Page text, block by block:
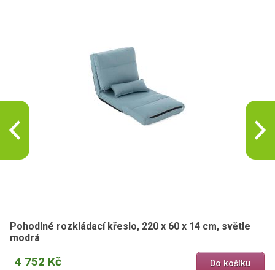
Pohodlné rozkládací křeslo, 220 x 60 x 14 cm, světle
modrá
4 752 Kč Do košíku